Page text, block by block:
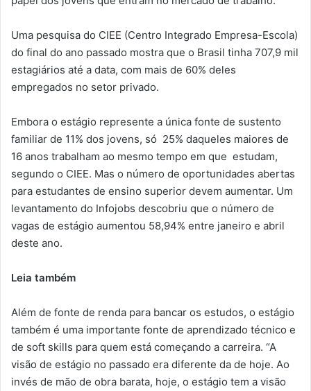
Uma pesquisa do CIEE (Centro Integrado Empresa-Escola)
do final do ano passado mostra que o Brasil tinha 707,9 mil
estagiários até a data, com mais de 60% deles
empregados no setor privado.
Embora o estágio represente a única fonte de sustento
familiar de 11% dos jovens, só 25% daqueles maiores de
16 anos trabalham ao mesmo tempo em que estudam,
segundo o CIEE. Mas o número de oportunidades abertas
para estudantes de ensino superior devem aumentar. Um
levantamento do Infojobs descobriu que o número de
vagas de estágio aumentou 58,94% entre janeiro e abril
deste ano.
Leia também
Além de fonte de renda para bancar os estudos, o estágio
também é uma importante fonte de aprendizado técnico e
de soft skills para quem está começando a carreira. “A
visão de estágio no passado era diferente da de hoje. Ao
invés de mão de obra barata, hoje, o estágio tem a visão